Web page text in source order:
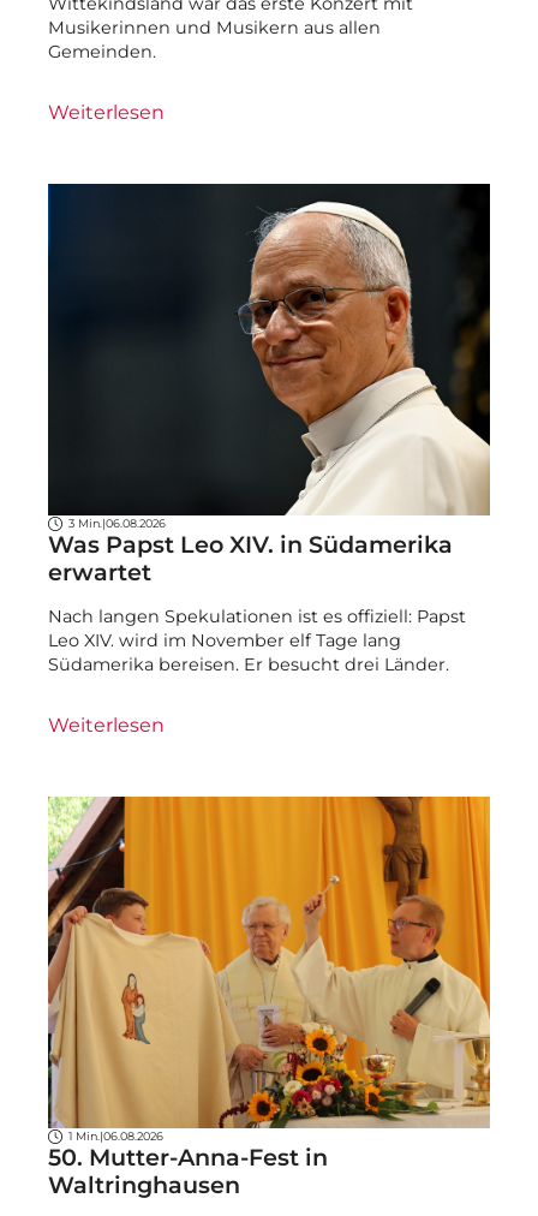
Musikerinnen und Musikern aus allen
Gemeinden.
Weiterlesen
3 Min.| 06.08.2026
Was Papst Leo XIV. in Südamerika
erwartet
Nach langen Spekulationen ist es offiziell: Papst
Leo XIV. wird im November elf Tage lang
Südamerika bereisen. Er besucht drei Länder.
Weiterlesen
1 Min. |06.08.2026
50. Mutter-Anna-Fest in
Waltringhausen